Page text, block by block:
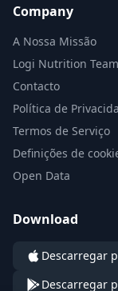
Company
A Nossa Missão
Logi Nutrition Team
Contacto
Política de
Termos de Serviço
Definições de
Open Data
Download
Descarregar
Descarregar